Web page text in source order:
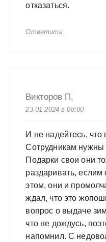
отказаться.
Ответить
Викторов П.
23.01.2024 в 08:00
И не надейтесь,
Сотрудникам нужны
Подарки свои они
раздаривать,
этом, они и
ждал, что это
вопрос о выдаче
что не дождусь,
напомнил. С